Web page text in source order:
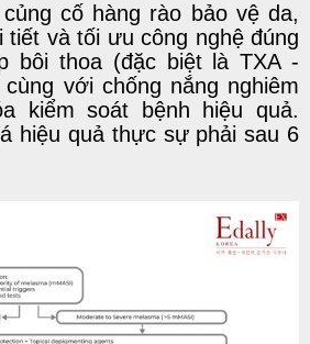
cố hàng rào bảo vệ da,
tiết và tối ưu công nghệ đúng
bôi thoa (đặc biệt là TXA -
cùng với chống nắng nghiêm
kiểm soát bệnh hiệu quả.
hiệu quả thực sự phải sau 6